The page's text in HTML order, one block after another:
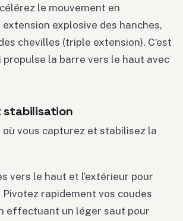
le mouvement en
explosive des hanches,
chevilles (triple extension). C’est
propulse la barre vers le haut avec
stabilisation
où vous capturez et stabilisez la
vers le haut et l’extérieur pour
rapidement vos coudes
effectuant un léger saut pour